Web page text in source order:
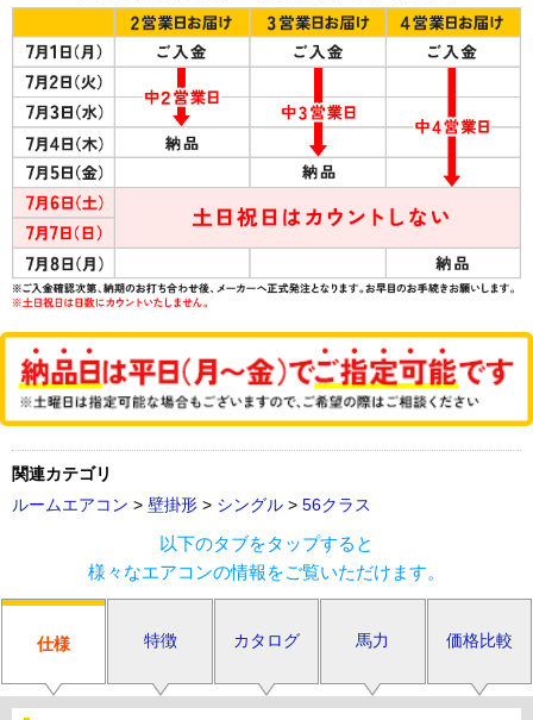
関連カテゴリ
ルームエアコン > 壁掛形 > シングル > 56クラス
以下のタブをタップすると
様々なエアコンの情報をご覧いただけます。
仕様 特徴 カタログ 馬力 価格比較